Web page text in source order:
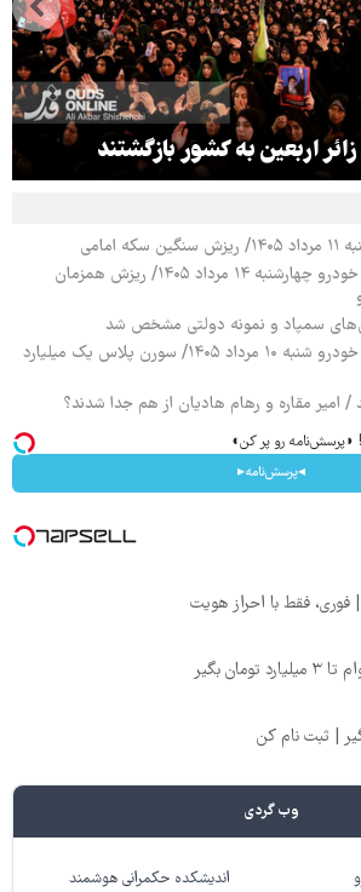
قیمت محصولات ایران خودرو چهارشنبه ۱۴ مرداد ۱۴۰۵/ ریزش همزمان
سمپاد و نمونه دولتی مشخص شد
قیمت محصولات ایران خودرو شنبه ۱۰ مرداد ۱۴۰۵/ سورن پلاس یک میلیارد
/ امیر مقاره و رهام هادیان از هم جدا شدند؟
◗پرسش‌نامه رو پر کن◖
◂پرسش‌نامه▸
بگیر
وب گردی
اندیشکده حکمرانی هوشمند